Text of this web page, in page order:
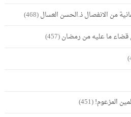
من الانفصال ذ.الحسن العسال(468)
ما عليه من رمضان(457)
المزعوم!(451)